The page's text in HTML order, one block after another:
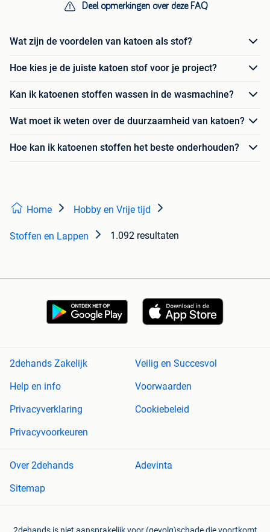
Deel opmerkingen over deze FAQ
Wat zijn de voordelen van katoen als stof?
Hoe kies je de juiste katoen stof voor je project?
Kan ik katoenen stoffen wassen in de wasmachine?
Wat moet ik weten over de duurzaamheid van katoen?
Hoe kan ik katoenen stoffen het beste onderhouden?
Home Hobby en Vrije tijd
Stoffen en Lappen 1.092 resultaten
2dehands Zakelijk
Veilig en Succesvol
Help en info
Voorwaarden
Privacyverklaring
Cookiebeleid
Privacyvoorkeuren
Over 2dehands
Adevinta
Sitemap